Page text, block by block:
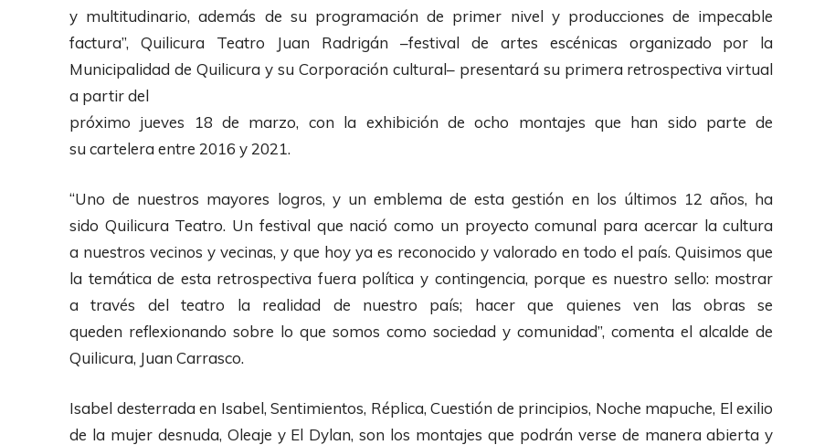
y multitudinario, además de su programación de primer nivel y producciones de impecable
factura”, Quilicura Teatro Juan Radrigán –festival de artes escénicas organizado por la
Municipalidad de Quilicura y su Corporación cultural– presentará su primera retrospectiva virtual
a partir del
próximo jueves 18 de marzo, con la exhibición de ocho montajes que han sido parte de
su cartelera entre 2016 y 2021.
“Uno de nuestros mayores logros, y un emblema de esta gestión en los últimos 12 años, ha
sido Quilicura Teatro. Un festival que nació como un proyecto comunal para acercar la cultura
a nuestros vecinos y vecinas, y que hoy ya es reconocido y valorado en todo el país. Quisimos que
la temática de esta retrospectiva fuera política y contingencia, porque es nuestro sello: mostrar
a través del teatro la realidad de nuestro país; hacer que quienes ven las obras se
queden reflexionando sobre lo que somos como sociedad y comunidad”, comenta el alcalde de
Quilicura, Juan Carrasco.
Isabel desterrada en Isabel, Sentimientos, Réplica, Cuestión de principios, Noche mapuche, El exilio
de la mujer desnuda, Oleaje y El Dylan, son los montajes que podrán verse de manera abierta y